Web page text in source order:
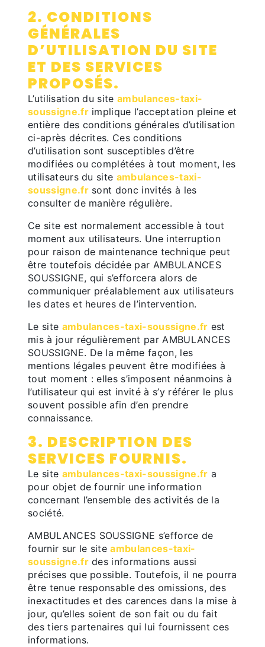
2. CONDITIONS
GÉNÉRALES
D’UTILISATION DU SITE
ET DES SERVICES
PROPOSÉS.
L’utilisation du siteambulances-taxi-
soussigne.frimplique l’acceptation pleine et
entière des conditions générales d’utilisation
ci-après décrites. Ces conditions
d’utilisation sont susceptibles d’être
modifiées ou complétées à tout moment, les
utilisateurs du site ambulances-taxi-
soussigne.frsont donc invités à les
consulter de manière régulière.
Ce site est normalement accessible à tout
moment aux utilisateurs. Une interruption
pour raison de maintenance technique peut
être toutefois décidée par AMBULANCES
SOUSSIGNE, qui s’efforcera alors de
communiquer préalablement aux utilisateurs
les dates et heures de l’intervention.
Le site ambulances-taxi-soussigne.fr est
mis à jour régulièrement par AMBULANCES
SOUSSIGNE. De la même façon, les
mentions légales peuvent être modifiées à
tout moment : elles s’imposent néanmoins à
l’utilisateur qui est invité à s’y référer le plus
souvent possible afin d’en prendre
connaissance.
3. DESCRIPTION DES
SERVICES FOURNIS.
Le site ambulances-taxi-soussigne.fr a
pour objet de fournir une information
concernant l’ensemble des activités de la
société.
AMBULANCES SOUSSIGNE s’efforce de
fournir sur le siteambulances-taxi-
soussigne.frdes informations aussi
précises que possible. Toutefois, il ne pourra
être tenue responsable des omissions, des
inexactitudes et des carences dans la mise à
jour, qu’elles soient de son fait ou du fait
des tiers partenaires qui lui fournissent ces
informations.